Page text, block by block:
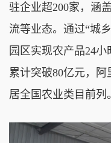
驻企业超200家，涵
流等业态。通过“城
园区实现农产品24
累计突破80亿元，
居全国农业类目前列。